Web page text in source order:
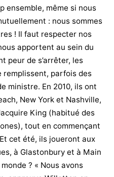
ensemble, même si nous
: nous sommes
! Il faut respecter nos
apportent au sein du
peur de s’arrêter, les
remplissent, parfois des
ministre. En 2010, ils ont
New York et Nashville,
King (habitué des
tout en commençant
cet été, ils joueront aux
à Glastonbury et à Main
? « Nous avons